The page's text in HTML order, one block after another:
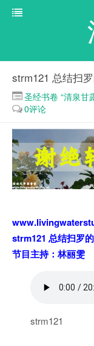
strm121 总结扫
圣经书卷 “清泉甘
0评论
strm121 总结扫罗
节目主持：林丽雯
strm121